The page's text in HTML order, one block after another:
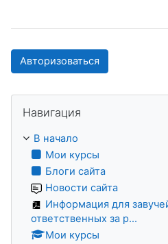
Авторизоваться
Навигация
В начало
Мои курсы
Блоги сайта
Новости сайта
Информация для
ответственных за р...
Мои курсы